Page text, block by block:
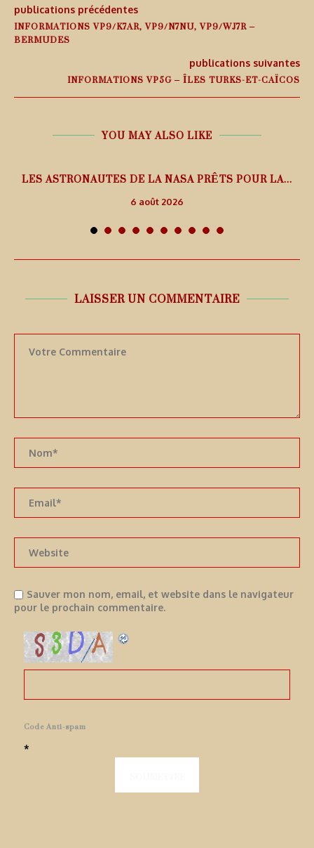
publications précédentes
INFORMATIONS VP9/K7AR, VP9/N7NU, VP9/WJ7R –
BERMUDES
publications suivantes
INFORMATIONS VP5G – ÎLES TURKS-ET-CAÏCOS
YOU MAY ALSO LIKE
LES ASTRONAUTES DE LA NASA PRÊTS POUR LA...
6 août 2026
LAISSER UN COMMENTAIRE
Sauver mon nom, email, et website dans le navigateur
pour le prochain commentaire.
Code Anti-spam
*